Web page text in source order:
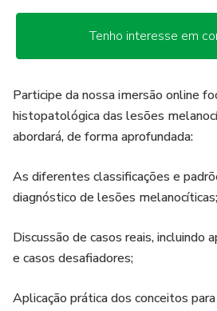
Tenho interesse em
Participe da nossa imersão online
histopatológica das lesões
abordará, de forma aprofundada:
As diferentes classificações e
diagnóstico de lesões melanocíticas;
Discussão de casos reais, incluindo
e casos desafiadores;
Aplicação prática dos conceitos